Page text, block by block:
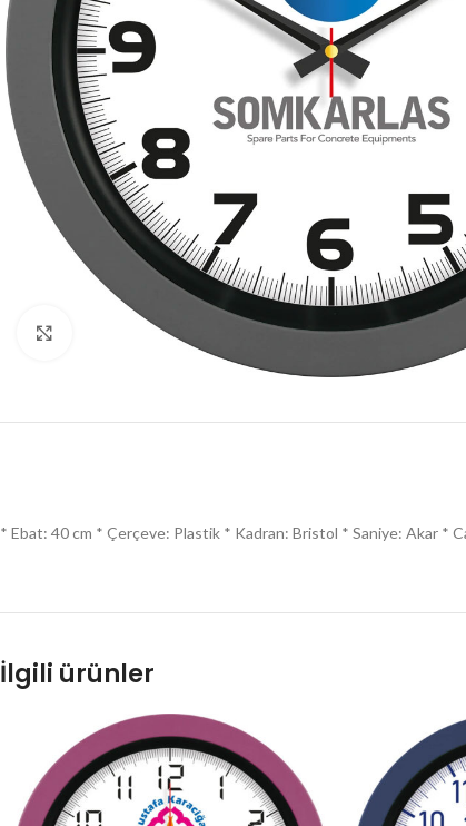
Click to enlarge
* Ebat: 40 cm * Çerçeve: Plastik * Kadran: Bristol * Saniye: Akar *
İlgili ürünler